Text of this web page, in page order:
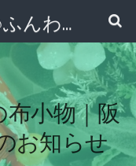
心と身体と文章と♪ふんわりシンプルライフ講座 【西宮・宝塚】
小物｜阪
お知らせ